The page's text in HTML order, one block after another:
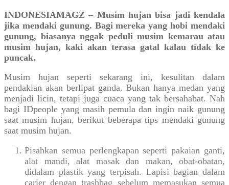
INDONESIAMAGZ – Musim hujan bisa jadi kendala
jika mendaki gunung. Bagi mereka yang hobi mendaki
gunung, biasanya nggak peduli musim kemarau atau
musim hujan, kaki akan terasa gatal kalau tidak ke
puncak.
Musim hujan seperti sekarang ini, kesulitan dalam
pendakian akan berlipat ganda. Bukan hanya medan yang
menjadi licin, tetapi juga cuaca yang tak bersahabat. Nah
bagi IDpeople yang masih pemula dan ingin naik gunung
saat musim hujan, berikut beberapa tips mendaki gunung
saat musim hujan.
Pisahkan semua perlengkapan seperti pakaian ganti,
alat mandi, alat masak dan makan, obat-obatan,
didalam plastik yang terpisah. Lapisi bagian dalam
carier dengan trashbag sebelum memasukan semua